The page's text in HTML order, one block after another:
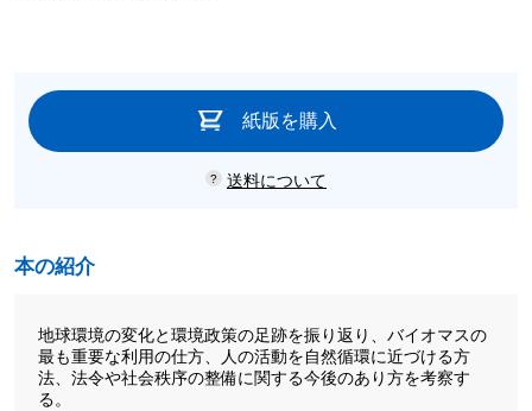
紙版を購入
送料について
本の紹介
地球環境の変化と環境政策の足跡を振り返り、バイオマスの
最も重要な利用の仕方、人の活動を自然循環に近づける方
法、法令や社会秩序の整備に関する今後のあり方を考察す
る。